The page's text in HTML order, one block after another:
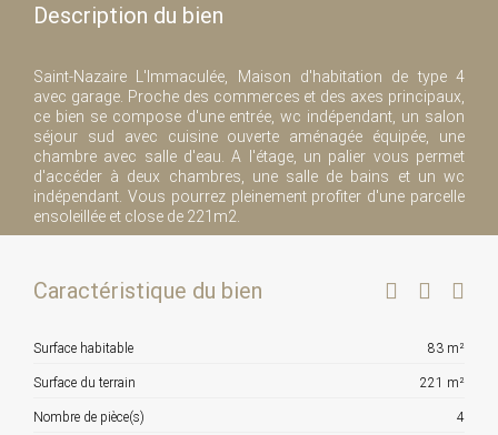
Description du bien
Saint-Nazaire L'Immaculée, Maison d'habitation de type 4
avec garage. Proche des commerces et des axes principaux,
ce bien se compose d'une entrée, wc indépendant, un salon
séjour sud avec cuisine ouverte aménagée équipée, une
chambre avec salle d'eau. A l'étage, un palier vous permet
d'accéder à deux chambres, une salle de bains et un wc
indépendant. Vous pourrez pleinement profiter d'une parcelle
ensoleillée et close de 221m2.
Caractéristique du bien
Surface habitable 83 m²
Surface du terrain 221 m²
Nombre de pièce(s) 4